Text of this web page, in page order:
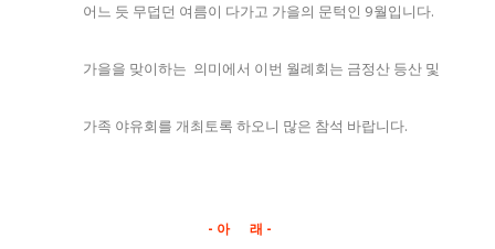
어느 듯 무덥던 여름이 다가고 가을의 문턱인 9월입니다.
가을을 맞이하는 의미에서 이번 월례회는 금정산 등산 및
가족 야유회를 개최토록 하오니 많은 참석 바랍니다.
- 아 래 -